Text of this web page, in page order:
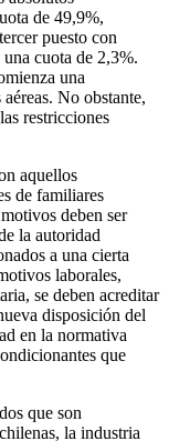
de 49,9%,
puesto con
cuota de 2,3%.
una
No obstante,
restricciones
aquellos
de familiares
deben ser
la autoridad
a una cierta
laborales,
se deben acreditar
disposición del
en la normativa
que
que son
la industria